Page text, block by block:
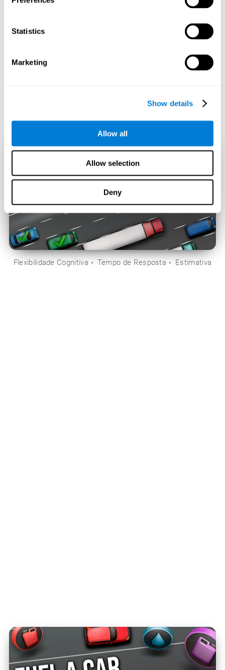
Statistics
Marketing
Show details
Allow all
Allow selection
Deny
Flexibilidade Cognitiva Tempo de Resposta Estimativa